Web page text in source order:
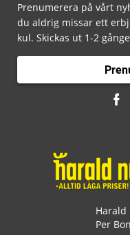
Prenumerera på vårt
du aldrig missar ett
kul. Skickas ut 1-2
Harald
Per